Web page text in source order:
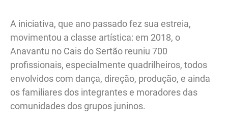
A iniciativa, que ano passado fez sua estreia,
movimentou a classe artística: em 2018, o
Anavantu no Cais do Sertão reuniu 700
profissionais, especialmente quadrilheiros, todos
envolvidos com dança, direção, produção, e ainda
os familiares dos integrantes e moradores das
comunidades dos grupos juninos.